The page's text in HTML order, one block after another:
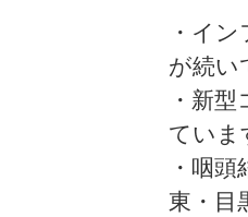
・イ
が続い
・新
ていま
・咽
東・目